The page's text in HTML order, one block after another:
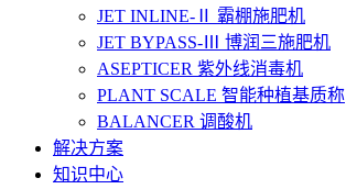
JET INLINE-Ⅱ 霸棚施肥机
JET BYPASS-Ⅲ 博润三施肥机
ASEPTICER 紫外线消毒机
PLANT SCALE 智能种植基质称
BALANCER 调酸机
解决方案
知识中心